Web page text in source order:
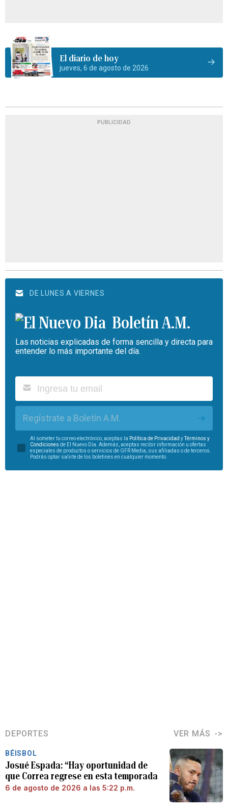
El diario de hoy
jueves, 6 de agosto de 2026
PUBLICIDAD
DE LUNES A VIERNES
Boletín A.M.
Las noticias explicadas de forma sencilla y directa para
entender lo más importante del día.
Regístrate a Boletín A.M.
Al someter tu correo electrónico, aceptas la Política de Privacidad y
Términos y
Condiciones de El Nuevo Día. Además, aceptas recibir información u ofertas
especiales de productos o servicios de GFR Media, sus afiliadas o de terceros.
Podrás optar salirte de los boletines en cualquier momento.
DEPORTES VER MÁS
BÉISBOL
Josué Espada: “Hay oportunidad de
que Correa regrese en esta temporada
6 de agosto de 2026 a las 5:22 p.m.